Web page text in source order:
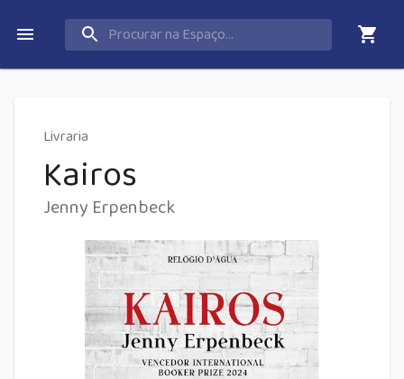
Livraria
Kairos
Jenny Erpenbeck